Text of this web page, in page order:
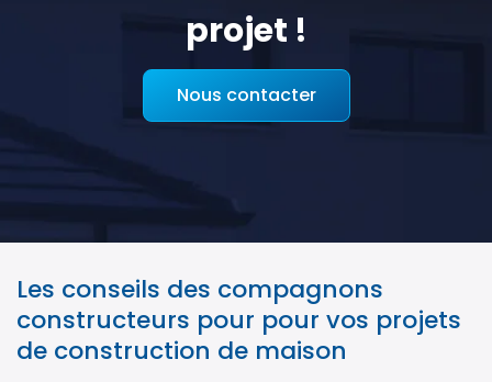
projet !
Nous contacter
Les conseils des compagnons
constructeurs pour pour vos projets
de construction de maison